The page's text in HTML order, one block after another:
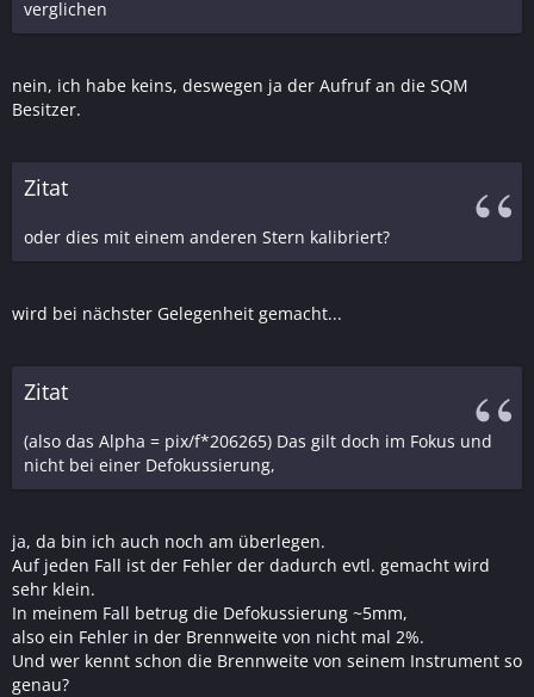
verglichen
nein, ich habe keins, deswegen ja der Aufruf an die SQM
Besitzer.
Zitat
oder dies mit einem anderen Stern kalibriert?
wird bei nächster Gelegenheit gemacht...
Zitat
(also das Alpha = pix/f*206265) Das gilt doch im Fokus und
nicht bei einer Defokussierung,
ja, da bin ich auch noch am überlegen.
Auf jeden Fall ist der Fehler der dadurch evtl. gemacht wird
sehr klein.
In meinem Fall betrug die Defokussierung ~5mm,
also ein Fehler in der Brennweite von nicht mal 2%.
Und wer kennt schon die Brennweite von seinem Instrument so
genau?